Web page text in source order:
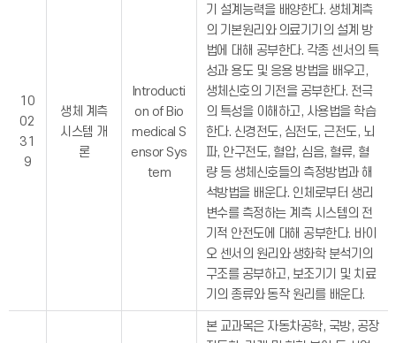
10
02
31
9
생체 계측
시스템 개
론
Introducti
on of Bio
medical S
ensor Sys
tem
기 설계능력을 배양한다. 생체계측
의 기본원리와 의료기기의 설계 방
법에 대해 공부한다. 각종 센서의 특
성과 용도 및 응용 방법을 배우고,
생체신호의 기전을 공부한다. 전극
의 특성을 이해하고, 사용법을 학습
한다. 신경전도, 심전도, 근전도, 뇌
파, 안구전도, 혈압, 심음, 혈류, 혈
량 등 생체신호들의 측정방법과 해
석방법을 배운다. 인체로부터 생리
변수를 측정하는 계측 시스템의 전
기적 안전도에 대해 공부한다. 바이
오 센서의 원리와 생화학 분석기의
구조를 공부하고, 보조기기 및 치료
기의 종류와 동작 원리를 배운다.
본 교과목은 자동차공학, 국방, 공장